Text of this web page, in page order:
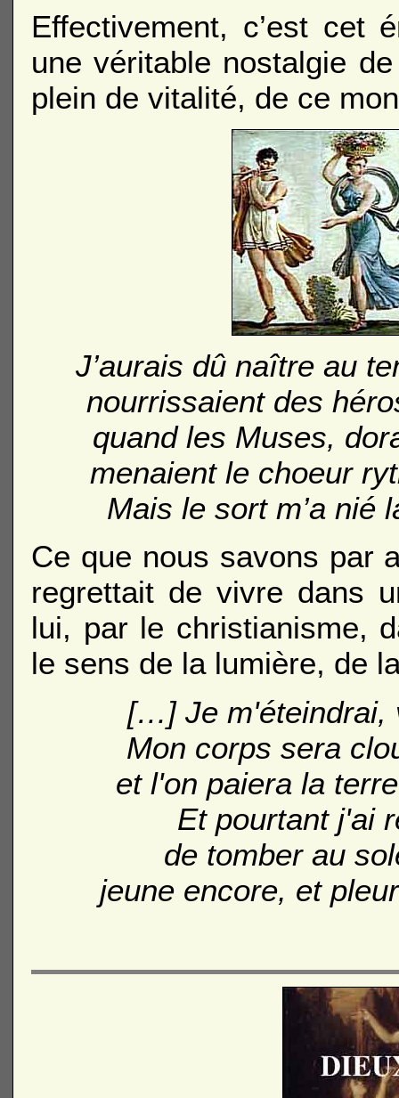
Effectivement, c’est cet
une véritable nostalgie
plein de vitalité, de ce
J’aurais dû naître au
nourrissaient des
quand les Muses,
menaient le choeur
Mais le sort m’a
Ce que nous savons par
regrettait de vivre dans
lui, par le christianisme,
le sens de la lumière, de
[…] Je m'éteindrai,
Mon corps sera
et l'on paiera la
Et pourtant j'ai
de tomber au
jeune encore, et